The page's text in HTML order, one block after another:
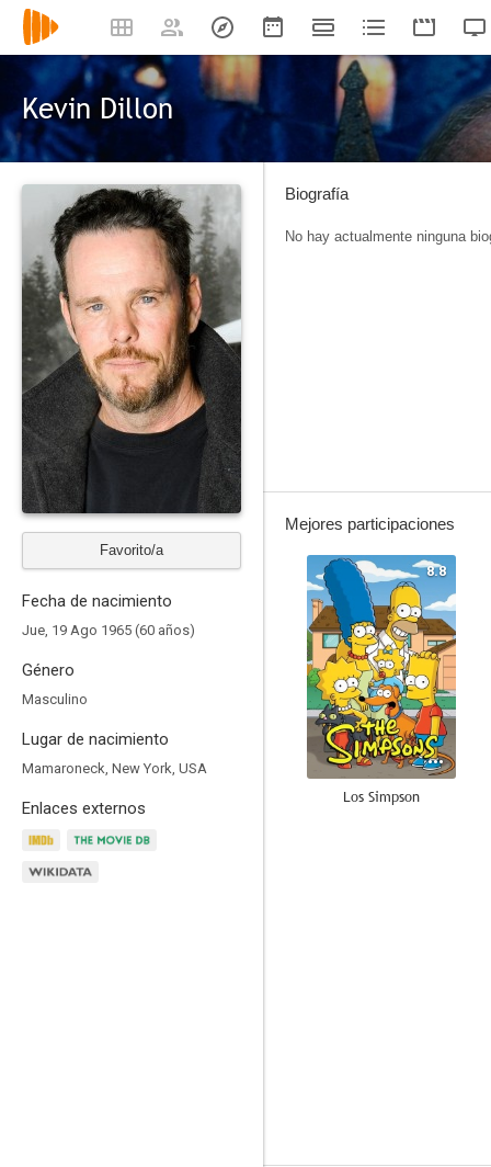
Kevin Dillon
Favorito/a
Fecha de nacimiento
Jue, 19 Ago 1965 (60 años)
Género
Masculino
Lugar de nacimiento
Mamaroneck, New York, USA
Enlaces externos
Biografía
No hay actualmente ninguna
Mejores participaciones
8.8
Los Simpson